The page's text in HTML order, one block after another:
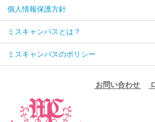
個人情報保護方針
ミスキャンパスとは？
ミスキャンパスのポリシー
お問い合わせ